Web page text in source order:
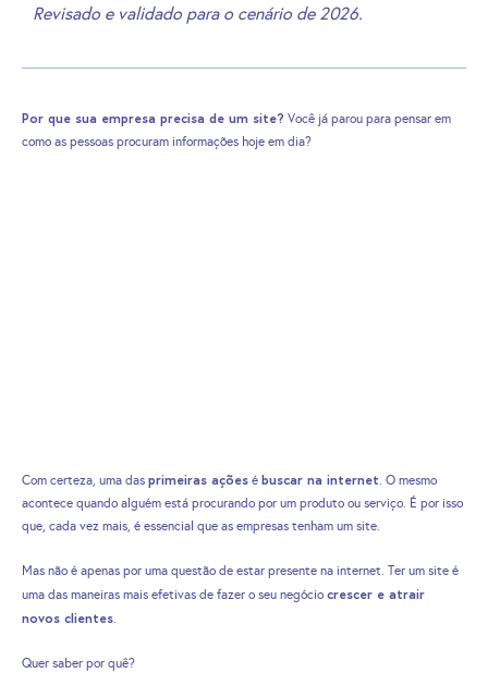
Revisado e validado para o cenário de 2026.
Por que sua empresa precisa de um site? Você já parou para pensar em
como as pessoas procuram informações hoje em dia?
Com certeza, uma das primeiras ações é buscar na internet. O mesmo
acontece quando alguém está procurando por um produto ou serviço. É por isso
que, cada vez mais, é essencial que as empresas tenham um site.
Mas não é apenas por uma questão de estar presente na internet. Ter um site é
uma das maneiras mais efetivas de fazer o seu negócio crescer e atrair
novos clientes.
Quer saber por quê?